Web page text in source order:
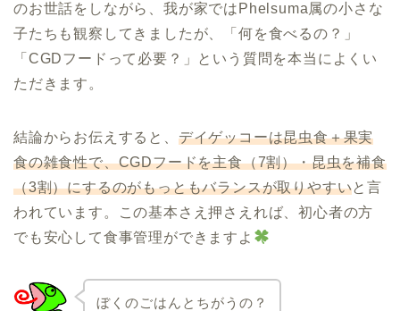
のお世話をしながら、我が家ではPhelsuma属の小さな
子たちも観察してきましたが、「何を食べるの？」
「CGDフードって必要？」という質問を本当によくい
ただきます。
結論からお伝えすると、 デイゲッコーは昆虫食＋果実
食の雑食性で、CGDフードを主食（7割）・昆虫を補食
（3割）にするのがもっともバランスが取りやすいと言
われています。この基本さえ押さえれば、初心者の方
でも安心して食事管理ができますよ
ぼくのごはんとちがうの？